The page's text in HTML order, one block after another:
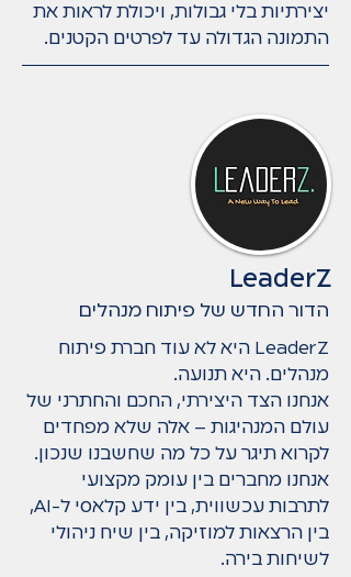
יצירתיות בלי גבולות, ויכולת לראות את
התמונה הגדולה עד לפרטים הקטנים.
LeaderZ
הדור החדש של פיתוח מנהלים
LeaderZ היא לא עוד חברת פיתוח
מנהלים. היא תנועה.
אנחנו הצד היצירתי, החכם והחתרני של
עולם המנהיגות – אלה שלא מפחדים
לקרוא תיגר על כל מה שחשבנו שנכון.
אנחנו מחברים בין עומק מקצועי
לתרבות עכשווית, בין ידע קלאסי ל-AI,
בין הרצאות למוזיקה, בין שיח ניהולי
לשיחות בירה.